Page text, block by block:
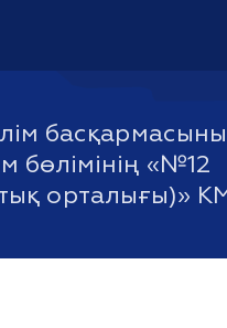
бөлімінің «№12
орталығы)»